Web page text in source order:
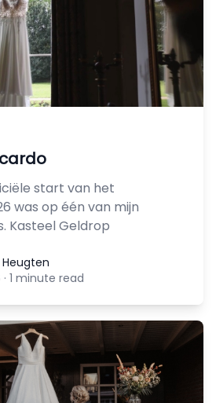
start van het
was op één van mijn
Kasteel Geldrop
· 1 minute read